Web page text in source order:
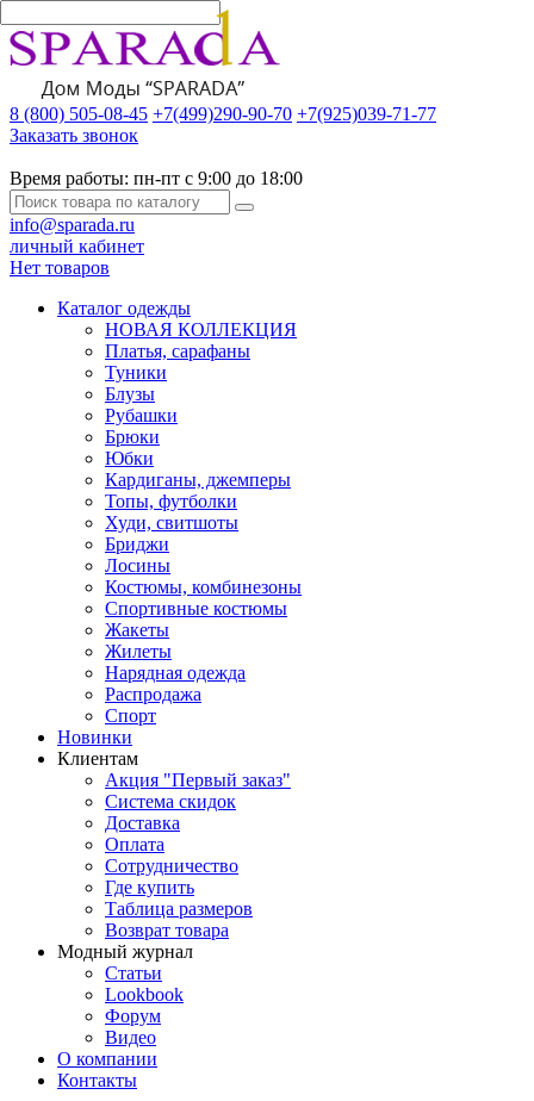
8 (800) 505-08-45 +7(499)290-90-70 +7(925)039-71-77
Заказать звонок
Время работы: пн-пт с 9:00 до 18:00
info@sparada.ru
личный кабинет
Нет товаров
Каталог одежды
НОВАЯ КОЛЛЕКЦИЯ
Платья, сарафаны
Туники
Блузы
Рубашки
Брюки
Юбки
Кардиганы, джемперы
Топы, футболки
Худи, свитшоты
Бриджи
Лосины
Костюмы, комбинезоны
Спортивные костюмы
Жакеты
Жилеты
Нарядная одежда
Распродажа
Спорт
Новинки
Клиентам
Акция "Первый заказ"
Система скидок
Доставка
Оплата
Сотрудничество
Где купить
Таблица размеров
Возврат товара
Модный журнал
Статьи
Lookbook
Форум
Видео
О компании
Контакты